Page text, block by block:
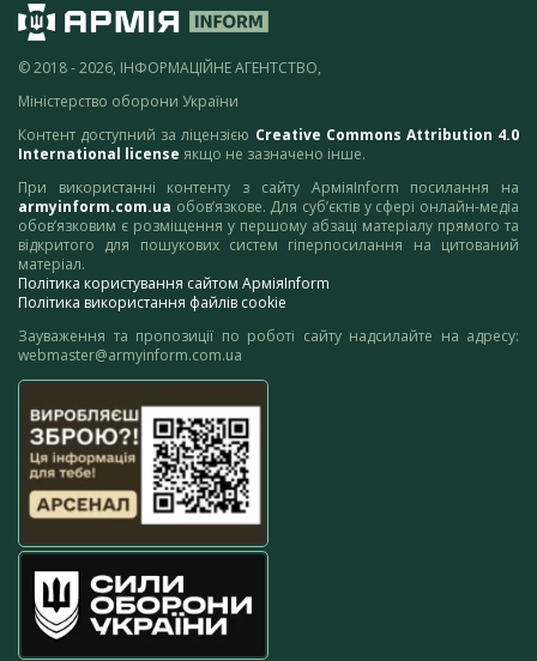
© 2018 - 2026, ІНФОРМАЦІЙНЕ АГЕНТСТВО,
Міністерство оборони України
Контент доступний за ліцензією Creative Commons Attribution 4.0
International license якщо не зазначено інше.
При використанні контенту з сайту АрміяInform посилання на
armyinform.com.ua обов’язкове. Для суб’єктів у сфері онлайн-медіа
обов’язковим є розміщення у першому абзаці матеріалу прямого та
відкритого для пошукових систем гіперпосилання на цитований
матеріал.
Політика користування сайтом АрміяInform
Політика використання файлів cookie
Зауваження та пропозиції по роботі сайту надсилайте на адресу:
webmaster@armyinform.com.ua